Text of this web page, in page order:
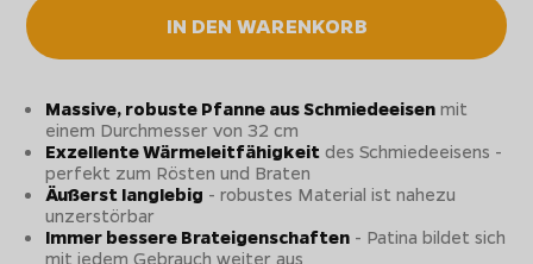
IN DEN WARENKORB
Massive, robuste Pfanne aus Schmiedeeisen mit
einem Durchmesser von 32 cm
Exzellente Wärmeleitfähigkeit des Schmiedeeisens -
perfekt zum Rösten und Braten
Äußerst langlebig - robustes Material ist nahezu
unzerstörbar
Immer bessere Brateigenschaften - Patina bildet sich
mit jedem Gebrauch weiter aus